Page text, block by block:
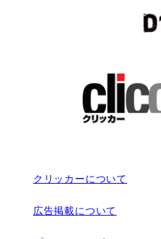
クリッカーについて
広告掲載について